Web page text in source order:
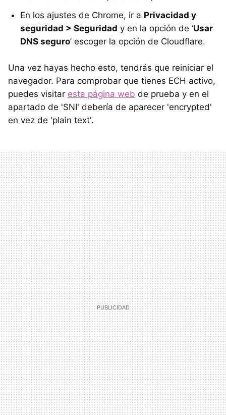
En los ajustes de Chrome, ir a Privacidad y
seguridad > Seguridad y en la opción de ‘Usar
DNS seguro’ escoger la opción de Cloudflare.
Una vez hayas hecho esto, tendrás que reiniciar el
navegador. Para comprobar que tienes ECH activo,
puedes visitar esta página web de prueba y en el
apartado de 'SNI' debería de aparecer 'encrypted'
en vez de 'plain text'.